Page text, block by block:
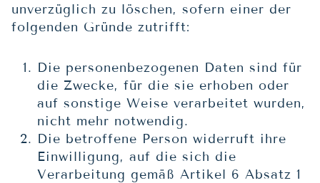
unverzüglich zu löschen, sofern einer der
folgenden Gründe zutrifft:
Die personenbezogenen Daten sind für
die Zwecke, für die sie erhoben oder
auf sonstige Weise verarbeitet wurden,
nicht mehr notwendig.
Die betroffene Person widerruft ihre
Einwilligung, auf die sich die
Verarbeitung gemäß Artikel 6 Absatz 1